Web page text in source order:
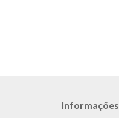
Informações